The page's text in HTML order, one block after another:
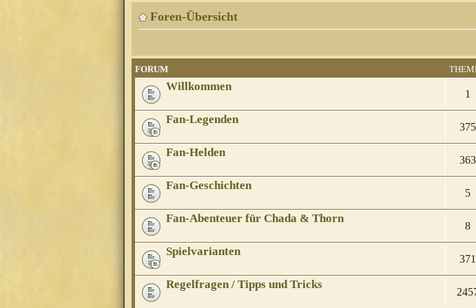
Foren-Übersicht
FORUM
Willkommen
1
Fan-Legenden
375
Fan-Helden
363
Fan-Geschichten
5
Fan-Abenteuer für Chada & Thorn
8
Spielvarianten
371
Regelfragen / Tipps und Tricks